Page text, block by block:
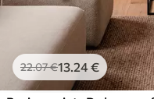
22.07€13.24€